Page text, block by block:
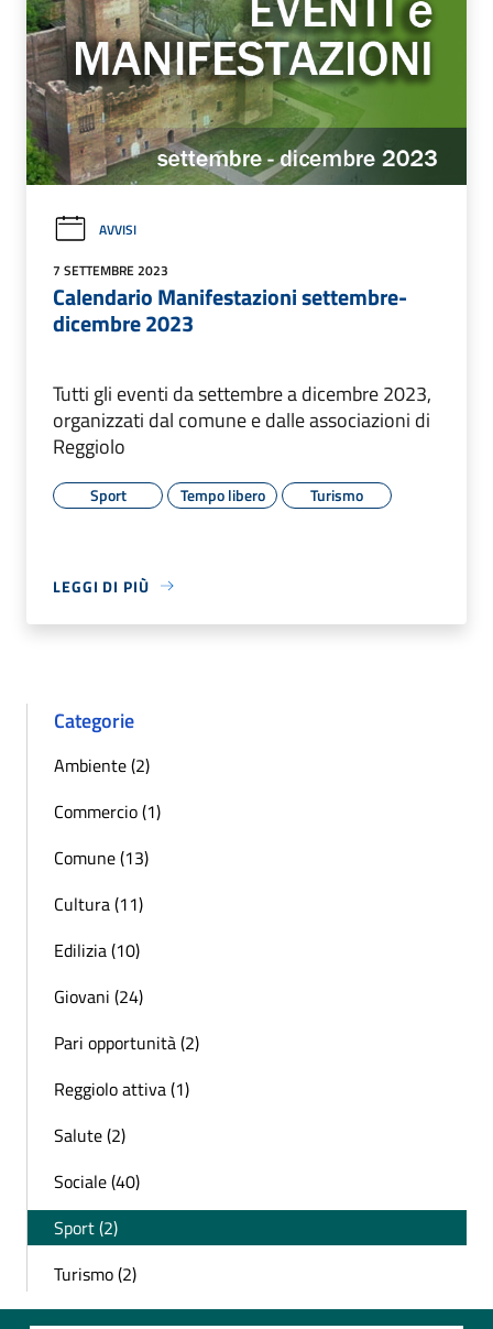
AVVISI
7 SETTEMBRE 2023
Calendario Manifestazioni settembre-
dicembre 2023
Tutti gli eventi da settembre a dicembre 2023,
organizzati dal comune e dalle associazioni di
Reggiolo
Sport Tempo libero Turismo
LEGGI DI PIÙ
Categorie
Ambiente (2)
Commercio (1)
Comune (13)
Cultura (11)
Edilizia (10)
Giovani (24)
Pari opportunità (2)
Reggiolo attiva (1)
Salute (2)
Sociale (40)
Sport (2)
Turismo (2)